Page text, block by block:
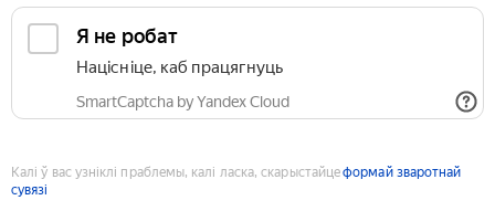
Я не робат
Націсніце, каб працягнуць
SmartCaptcha by Yandex Cloud
Калі ў вас узніклі праблемы, калі ласка, скарыстайцеформай зваротнай
сувязі